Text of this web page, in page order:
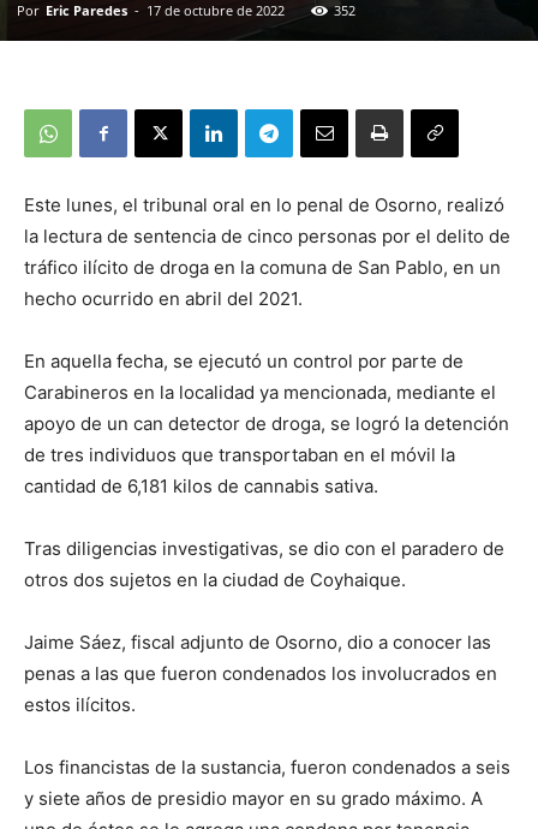
Por Eric Paredes - 17 de octubre de 2022 352
Este lunes, el tribunal oral en lo penal de Osorno, realizó
la lectura de sentencia de cinco personas por el delito de
tráfico ilícito de droga en la comuna de San Pablo, en un
hecho ocurrido en abril del 2021.
En aquella fecha, se ejecutó un control por parte de
Carabineros en la localidad ya mencionada, mediante el
apoyo de un can detector de droga, se logró la detención
de tres individuos que transportaban en el móvil la
cantidad de 6,181 kilos de cannabis sativa.
Tras diligencias investigativas, se dio con el paradero de
otros dos sujetos en la ciudad de Coyhaique.
Jaime Sáez, fiscal adjunto de Osorno, dio a conocer las
penas a las que fueron condenados los involucrados en
estos ilícitos.
Los financistas de la sustancia, fueron condenados a seis
y siete años de presidio mayor en su grado máximo. A